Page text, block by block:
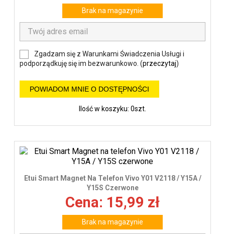
Brak na magazynie
Zgadzam się z Warunkami Świadczenia Usługi i
podporządkuję się im bezwarunkowo. (przeczytaj)
POWIADOM MNIE O DOSTĘPNOŚCI
Ilość w koszyku: 0szt.
Etui Smart Magnet Na Telefon Vivo Y01 V2118 / Y15A /
Y15S Czerwone
Cena: 15,99 zł
Brak na magazynie